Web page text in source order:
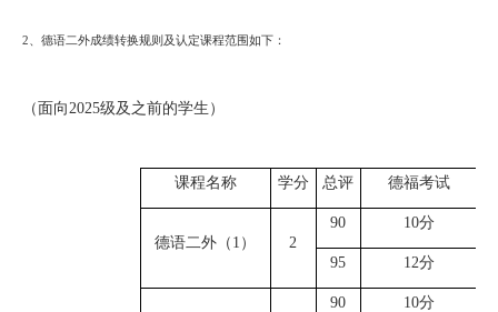
2、 德语二外成绩转换规则及认定课程范围如下：
（面向 2025级及之前的学生）
课程名称 学分 总评 德福考试
德语二外（ 1） 2
90 1 0分
95 1 2分
90 1 0分